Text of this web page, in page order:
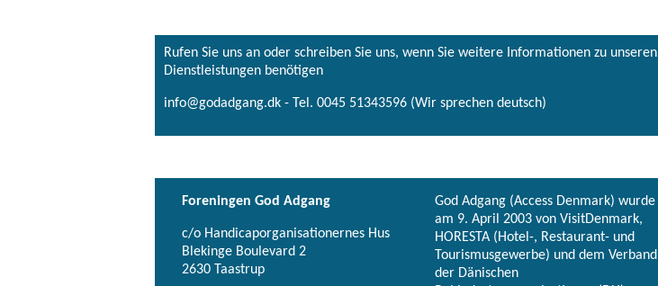
Rufen Sie uns an oder schreiben Sie uns, wenn Sie weitere Informationen zu unseren
Dienstleistungen benötigen
info@godadgang.dk - Tel. 0045 51343596 (Wir sprechen deutsch)
Foreningen God Adgang
c/o Handicaporganisationernes Hus
Blekinge Boulevard 2
2630 Taastrup
God Adgang (Access Denmark) wurde
am 9. April 2003 von VisitDenmark,
HORESTA (Hotel-, Restaurant- und
Tourismusgewerbe) und dem Verband
der Dänischen